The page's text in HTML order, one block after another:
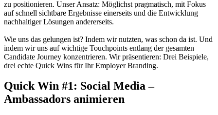
zu positionieren. Unser Ansatz: Möglichst pragmatisch, mit Fokus
auf schnell sichtbare Ergebnisse einerseits und die Entwicklung
nachhaltiger Lösungen andererseits.
Wie uns das gelungen ist? Indem wir nutzten, was schon da ist. Und
indem wir uns auf wichtige Touchpoints entlang der gesamten
Candidate Journey konzentrieren. Wir präsentieren: Drei Beispiele,
drei echte Quick Wins für Ihr Employer Branding.
Quick Win #1: Social Media –
Ambassadors animieren